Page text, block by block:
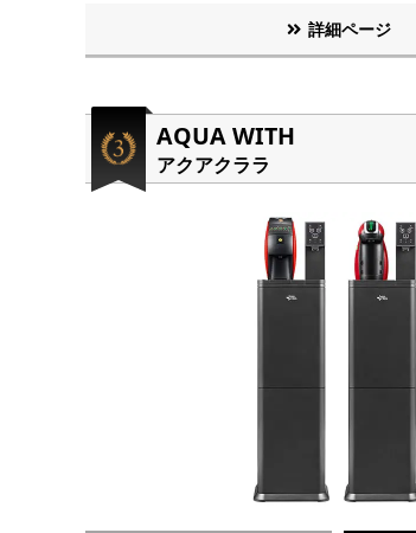
詳細ページ
AQUA WITH
アクアクララ